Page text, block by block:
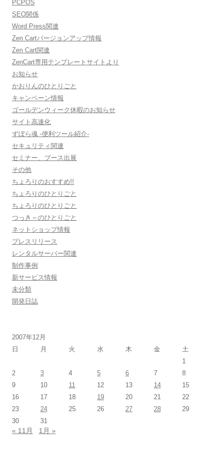
PCPOS
SEO関係
Word Press関連
Zen Cartバージョンアップ情報
Zen Cart関連
ZenCart専用テンプレートサイトより
お知らせ
かおりんのひとりごと
キャンペーン情報
ゴールデンウィーク休暇のお知らせ
サイト高速化
ずぼら魂 -便利ツール紹介-
セキュリティ関連
セミナー、ブース出展
その他
ちょろりのおすすめ!!
ちょろりのひとりごと
ちょろりのひとりごと
つっき～のひとりごと
ネットショップ情報
プレスリリース
レンタルサーバー関連
制作事例
新サービス情報
未分類
開発日誌
2007年12月
日
月 火 水 木 金
土
1
2
3 4 5 6 7
8
9
10 11 12 13 14
15
16
17 18 19 20 21
22
23
24 25 26 27 28
29
30
31
« 11月 1月 »